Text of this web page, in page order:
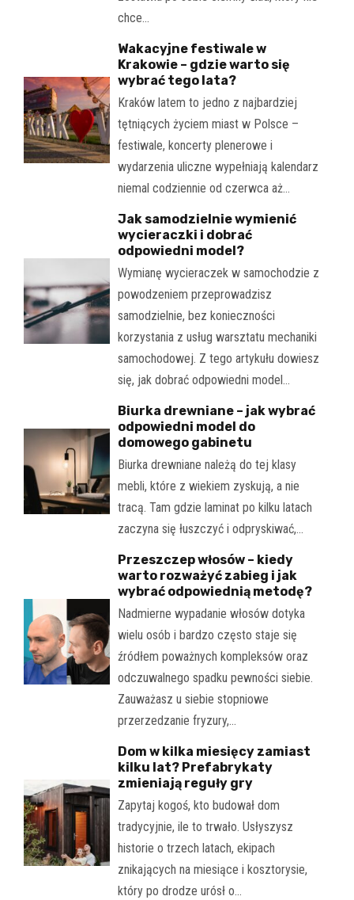
chce…
Wakacyjne festiwale w
Krakowie – gdzie warto się
wybrać tego lata?
Kraków latem to jedno z najbardziej
tętniących życiem miast w Polsce –
festiwale, koncerty plenerowe i
wydarzenia uliczne wypełniają kalendarz
niemal codziennie od czerwca aż…
Jak samodzielnie wymienić
wycieraczki i dobrać
odpowiedni model?
Wymianę wycieraczek w samochodzie z
powodzeniem przeprowadzisz
samodzielnie, bez konieczności
korzystania z usług warsztatu mechaniki
samochodowej. Z tego artykułu dowiesz
się, jak dobrać odpowiedni model…
Biurka drewniane – jak wybrać
odpowiedni model do
domowego gabinetu
Biurka drewniane należą do tej klasy
mebli, które z wiekiem zyskują, a nie
tracą. Tam gdzie laminat po kilku latach
zaczyna się łuszczyć i odpryskiwać,…
Przeszczep włosów – kiedy
warto rozważyć zabieg i jak
wybrać odpowiednią metodę?
Nadmierne wypadanie włosów dotyka
wielu osób i bardzo często staje się
źródłem poważnych kompleksów oraz
odczuwalnego spadku pewności siebie.
Zauważasz u siebie stopniowe
przerzedzanie fryzury,…
Dom w kilka miesięcy zamiast
kilku lat? Prefabrykaty
zmieniają reguły gry
Zapytaj kogoś, kto budował dom
tradycyjnie, ile to trwało. Usłyszysz
historie o trzech latach, ekipach
znikających na miesiące i kosztorysie,
który po drodze urósł o…